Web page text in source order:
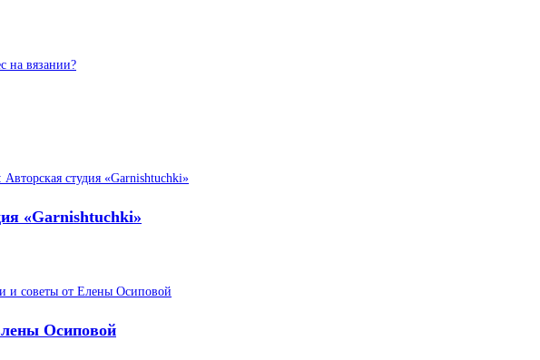
«Garnishtuchki»
Осиповой